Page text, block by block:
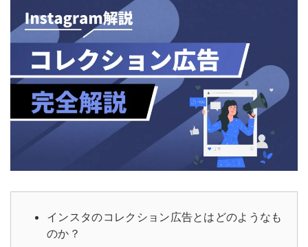
インスタのコレクション広告とはどのようなも
のか？